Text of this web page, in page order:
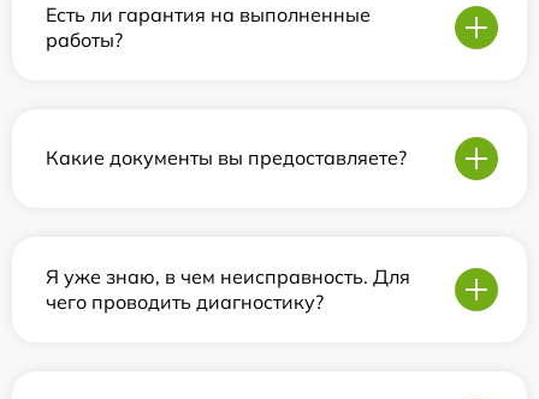
Есть ли гарантия на выполненные
работы?
Какие документы вы предоставляете?
Я уже знаю, в чем неисправность. Для
чего проводить диагностику?